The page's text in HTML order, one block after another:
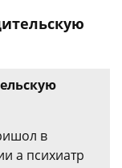
в
а психиатр